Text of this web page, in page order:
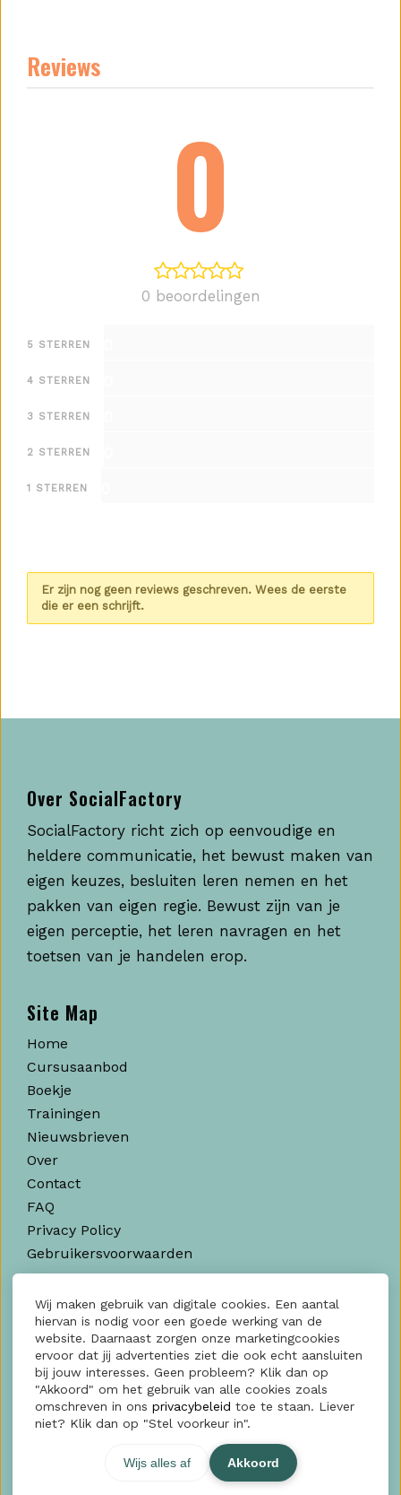
Reviews
0
0 beoordelingen
5 STERREN
4 STERREN
3 STERREN
2 STERREN
1 STERREN
Er zijn nog geen reviews geschreven. Wees de eerste
die er een schrijft.
Over SocialFactory
SocialFactory richt zich op eenvoudige en
heldere communicatie, het bewust maken van
eigen keuzes, besluiten leren nemen en het
pakken van eigen regie. Bewust zijn van je
eigen perceptie, het leren navragen en het
toetsen van je handelen erop.
Site Map
Home
Cursusaanbod
Boekje
Trainingen
Nieuwsbrieven
Over
Contact
FAQ
Privacy Policy
Gebruikersvoorwaarden
Contact
SocialFactory
Kratonkade, 712
3024 EX Rotterdam
KvK: 60006188
Wij maken gebruik van digitale cookies. Een aantal
hiervan is nodig voor een goede werking van de
website. Daarnaast zorgen onze marketingcookies
ervoor dat jij advertenties ziet die ook echt aansluiten
bij jouw interesses. Geen probleem? Klik dan op
"Akkoord" om het gebruik van alle cookies zoals
omschreven in ons privacybeleid toe te staan. Liever
niet? Klik dan op "Stel voorkeur in".
Wijs alles af Akkoord